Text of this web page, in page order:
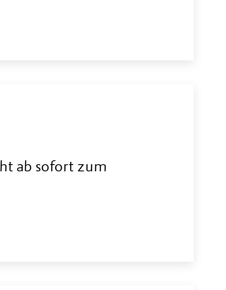
ab sofort zum